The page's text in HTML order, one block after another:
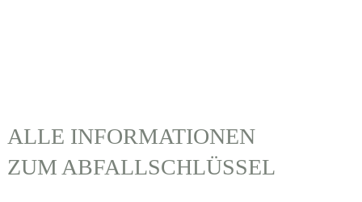
ALLE INFORMATIONEN
ZUM ABFALLSCHLÜSSEL